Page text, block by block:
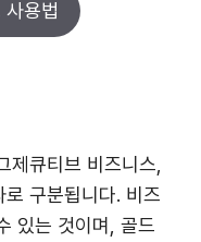
사용법
제큐티브 비즈니스,
구분됩니다. 비즈
있는 것이며, 골드